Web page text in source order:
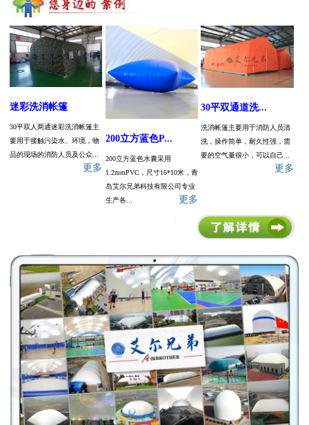
迷彩洗消帐篷
30平双人两通迷彩洗消帐篷主
要用于接触污染水、环境，物
品的现场的消防人员及公众...
更多
200立方蓝色P...
200立方蓝色水囊采用
1.2mmPVC，尺寸16*10米，青
岛艾尔兄弟科技有限公司专业
生产各...
更多
30平双通道洗...
洗消帐篷主要用于消防人员清
洗，操作简单，耐久性强，需
要的空气量很小，可以自己...
更多